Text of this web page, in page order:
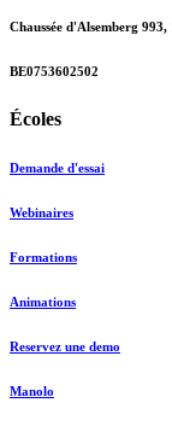
Chaussée d'Alsemberg
BE0753602502
Écoles
Demande d'essai
Webinaires
Formations
Animations
Reservez une demo
Manolo